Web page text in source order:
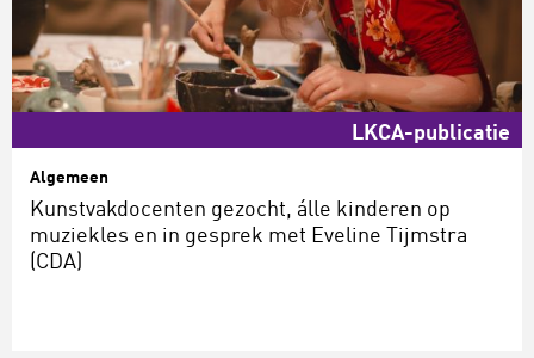
LKCA-publicatie
Algemeen
Kunstvakdocenten gezocht, álle kinderen op
muziekles en in gesprek met Eveline Tijmstra
(CDA)